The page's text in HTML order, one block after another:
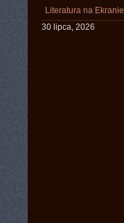
Literatura na Ekranie
30 lipca, 2026